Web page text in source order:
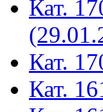
Кат.
Кат.
Кат.